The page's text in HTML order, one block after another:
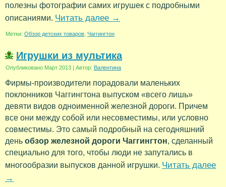
полезны фотографии самих игрушек с подробными
описаниями. Читать далее →
Метки: Обзор детских товаров Чаггингтон
Игрушки из мультика
Опубликовано Март 2013 | Автор: Валентина
Фирмы-производители порадовали маленьких
поклонников Чаггингтона выпуском «всего лишь»
девяти видов одноименной железной дороги. Причем
все они между собой или несовместимы, или условно
совместимы. Это самый подробный на сегодняшний
день обзор железной дороги Чаггингтон, сделанный
специально для того, чтобы люди не запутались в
многообразии выпусков данной игрушки. Читать далее
→